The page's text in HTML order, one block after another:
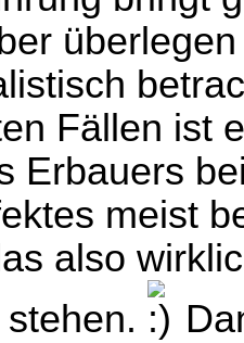
Fällen ist
Erbauers
meist
also